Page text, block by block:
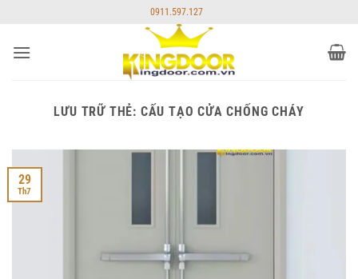
nội
0911.597.127
LƯU TRỮ THẺ: CẤU TẠO CỬA CHỐNG CHÁY
29
Th7